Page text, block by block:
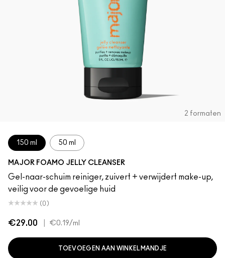
2 formaten
150 ml 50 ml
MAJOR FOAMO JELLY CLEANSER
Gel-naar-schuim reiniger, zuivert + verwijdert make-up,
veilig voor de gevoelige huid
(0)
€29.00 €0.19/ml
TOEVOEGEN AAN WINKELMANDJE